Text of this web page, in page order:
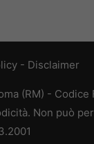
- Disclaimer
(RM) - Codice
Non può